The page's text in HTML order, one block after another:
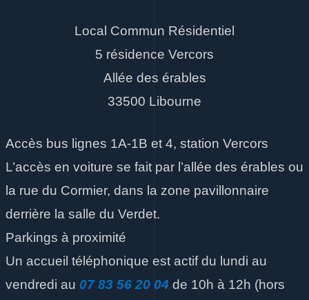
Local Commun Résidentiel
5 résidence Vercors
Allée des érables
33500 Libourne
Accès bus lignes 1A-1B et 4, station Vercors
L’accès en voiture se fait par l’allée des érables ou
la rue du Cormier, dans la zone pavillonnaire
derrière la salle du Verdet.
Parkings à proximité
Un accueil téléphonique est actif du lundi au
vendredi au 07 83 56 20 04 de 10h à 12h (hors